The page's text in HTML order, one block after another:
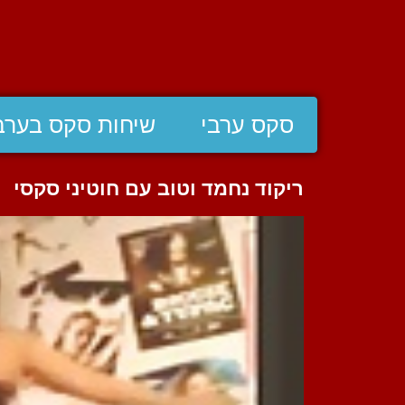
סקס ערבי שיחות סקס
ריקוד נחמד וטוב עם חוטיני סקסי